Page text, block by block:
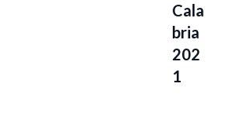
Cala
Bria
202
1